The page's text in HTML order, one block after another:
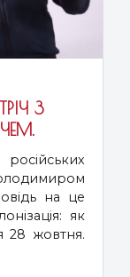
З
на це
як
28 жовтня.